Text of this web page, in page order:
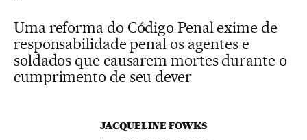
Uma reforma do Código Penal exime de
responsabilidade penal os agentes e
soldados que causarem mortes durante o
cumprimento de seu dever
JACQUELINE FOWKS